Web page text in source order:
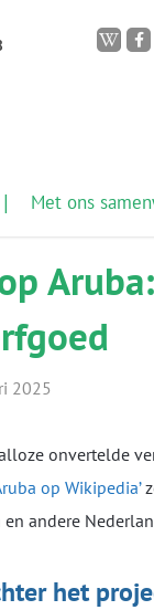
Met ons
2025
onvertelde
op Wikipedia’
andere
het